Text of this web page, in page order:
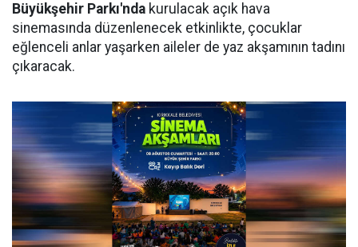
Büyükşehir Parkı'nda kurulacak açık hava
sinemasında düzenlenecek etkinlikte, çocuklar
eğlenceli anlar yaşarken aileler de yaz akşamının tadını
çıkaracak.